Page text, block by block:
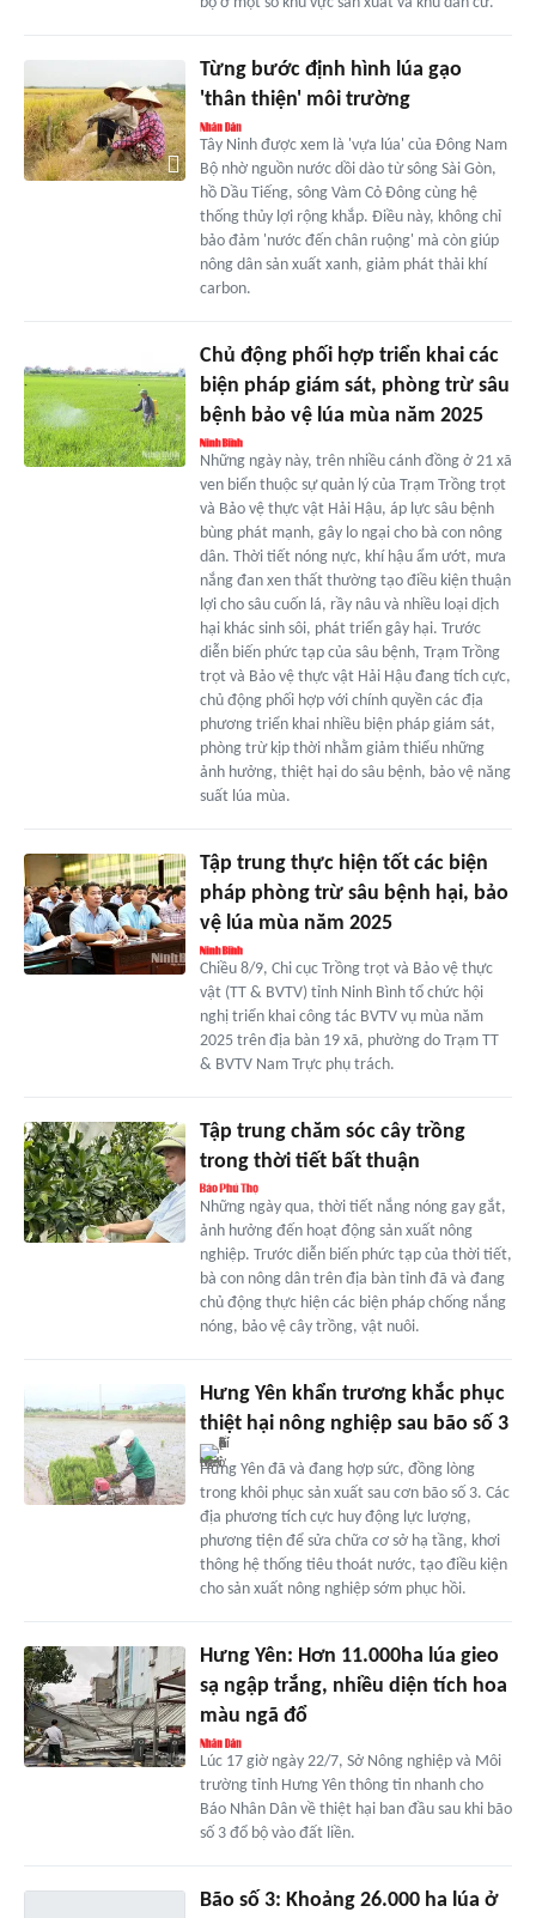
Từng bước định hình lúa gạo
'thân thiện' môi trường
Tây Ninh được xem là 'vựa lúa' của Đông Nam
Bộ nhờ nguồn nước dồi dào từ sông Sài Gòn,
hồ Dầu Tiếng, sông Vàm Cỏ Ðông cùng hệ
thống thủy lợi rộng khắp. Điều này, không chỉ
bảo đảm 'nước đến chân ruộng' mà còn giúp
nông dân sản xuất xanh, giảm phát thải khí
carbon.
Chủ động phối hợp triển khai các
biện pháp giám sát, phòng trừ sâu
bệnh bảo vệ lúa mùa năm 2025
Những ngày này, trên nhiều cánh đồng ở 21 xã
ven biển thuộc sự quản lý của Trạm Trồng trọt
và Bảo vệ thực vật Hải Hậu, áp lực sâu bệnh
bùng phát mạnh, gây lo ngại cho bà con nông
dân. Thời tiết nóng nực, khí hậu ẩm ướt, mưa
nắng đan xen thất thường tạo điều kiện thuận
lợi cho sâu cuốn lá, rầy nâu và nhiều loại dịch
hại khác sinh sôi, phát triển gây hại. Trước
diễn biến phức tạp của sâu bệnh, Trạm Trồng
trọt và Bảo vệ thực vật Hải Hậu đang tích cực,
chủ động phối hợp với chính quyền các địa
phương triển khai nhiều biện pháp giám sát,
phòng trừ kịp thời nhằm giảm thiểu những
ảnh hưởng, thiệt hại do sâu bệnh, bảo vệ năng
suất lúa mùa.
Tập trung thực hiện tốt các biện
pháp phòng trừ sâu bệnh hại, bảo
vệ lúa mùa năm 2025
Chiều 8/9, Chi cục Trồng trọt và Bảo vệ thực
vật (TT & BVTV) tỉnh Ninh Bình tổ chức hội
nghị triển khai công tác BVTV vụ mùa năm
2025 trên địa bàn 19 xã, phường do Trạm TT
& BVTV Nam Trực phụ trách.
Tập trung chăm sóc cây trồng
trong thời tiết bất thuận
Những ngày qua, thời tiết nắng nóng gay gắt,
ảnh hưởng đến hoạt động sản xuất nông
nghiệp. Trước diễn biến phức tạp của thời tiết,
bà con nông dân trên địa bàn tỉnh đã và đang
chủ động thực hiện các biện pháp chống nắng
nóng, bảo vệ cây trồng, vật nuôi.
Hưng Yên khẩn trương khắc phục
thiệt hại nông nghiệp sau bão số 3
Hưng Yên đã và đang hợp sức, đồng lòng
trong khôi phục sản xuất sau cơn bão số 3. Các
địa phương tích cực huy động lực lượng,
phương tiện để sửa chữa cơ sở hạ tầng, khơi
thông hệ thống tiêu thoát nước, tạo điều kiện
cho sản xuất nông nghiệp sớm phục hồi.
Hưng Yên: Hơn 11.000ha lúa gieo
sạ ngập trắng, nhiều diện tích hoa
màu ngã đổ
Lúc 17 giờ ngày 22/7, Sở Nông nghiệp và Môi
trường tỉnh Hưng Yên thông tin nhanh cho
Báo Nhân Dân về thiệt hại ban đầu sau khi bão
số 3 đổ bộ vào đất liền.
Bão số 3: Khoảng 26.000 ha lúa ở